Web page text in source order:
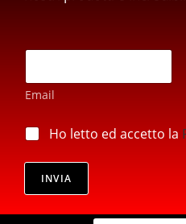
v
y
r
v
a
E
a
i
*
Email
p
i
a
Ho letto ed accetto la
INVIA